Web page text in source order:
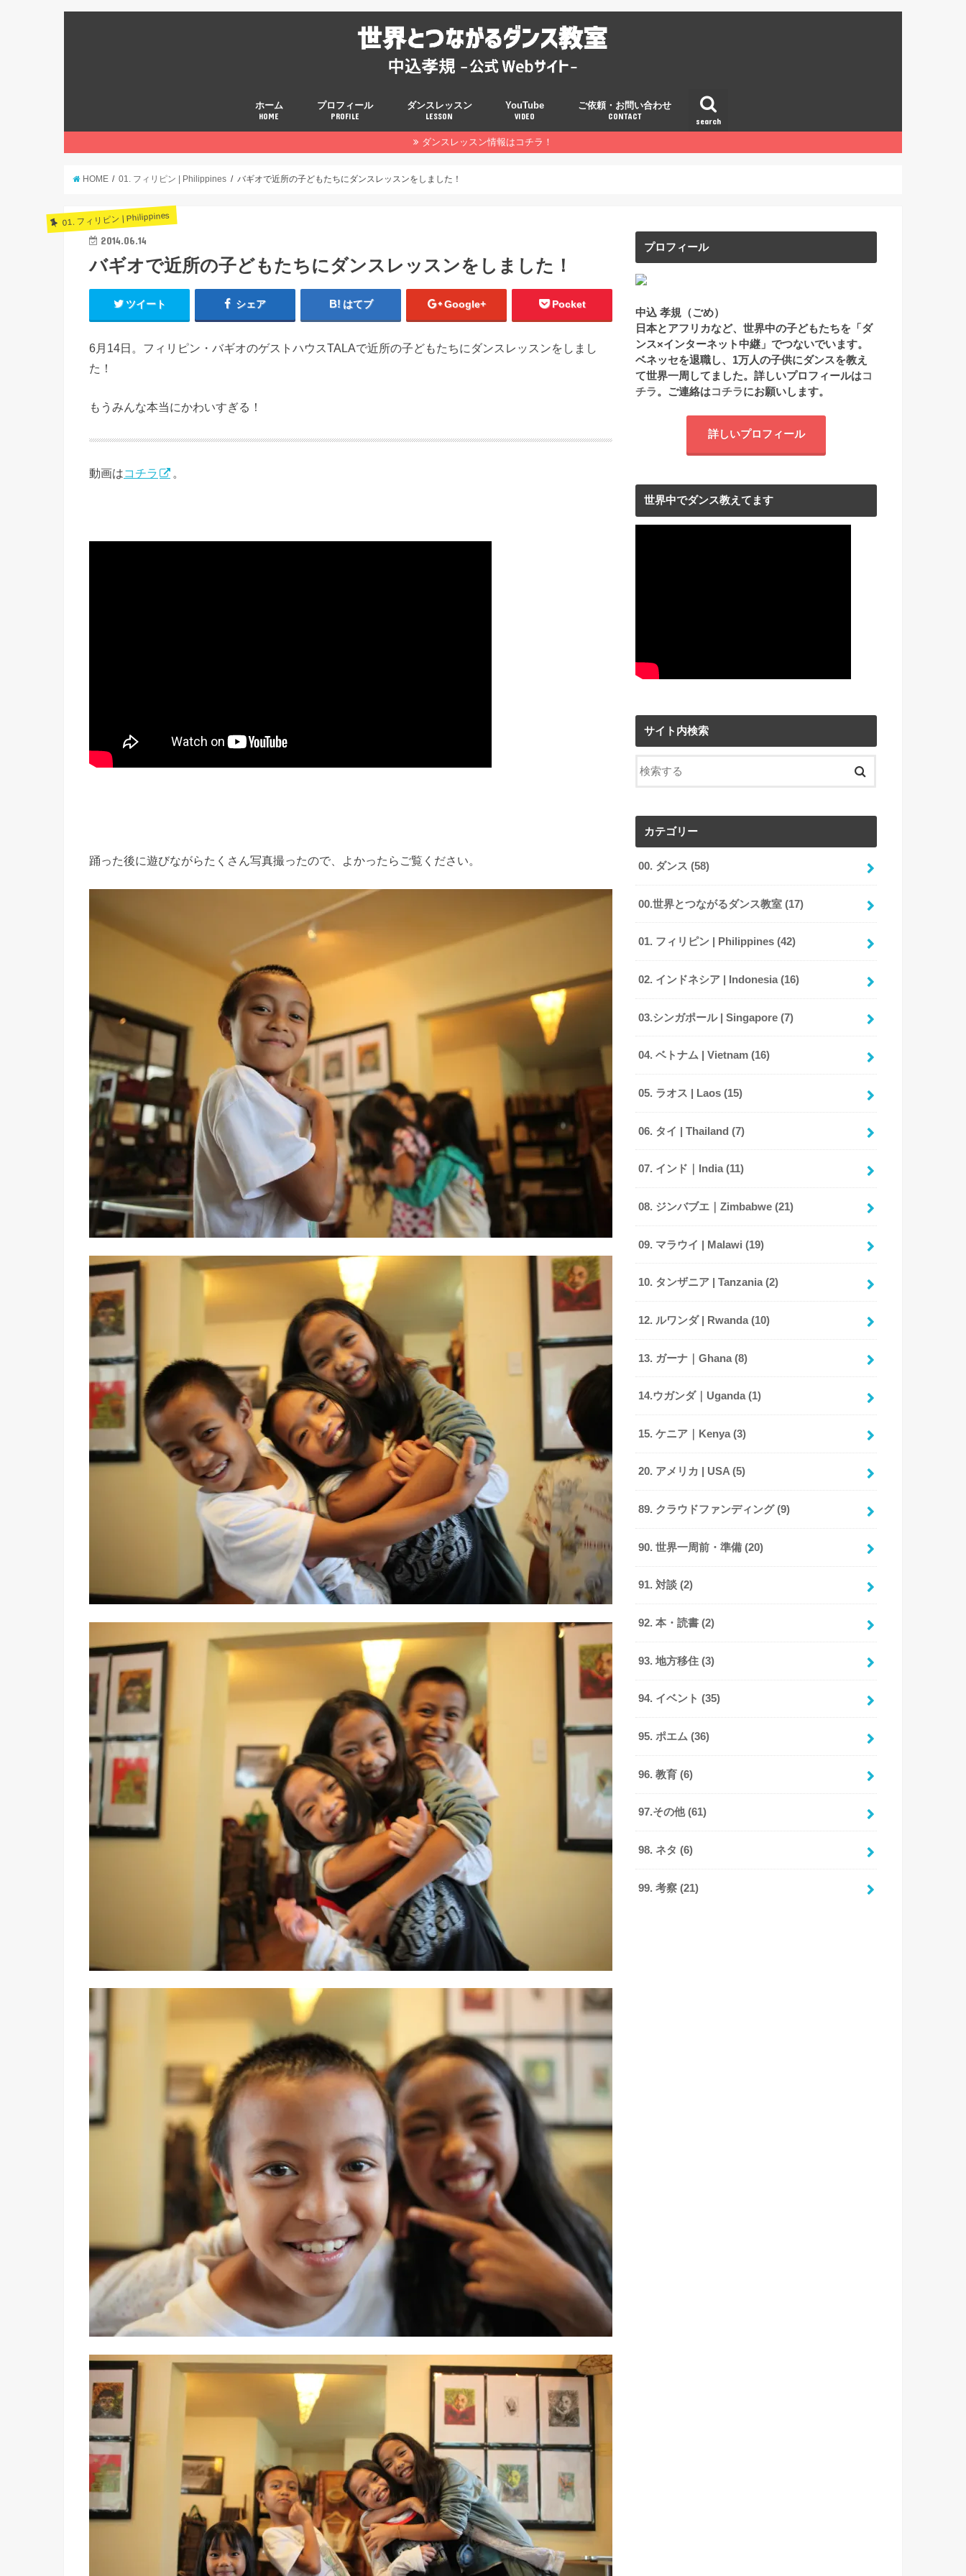
search
ホーム
HOME
プロフィール
PROFILE
ダンスレッスン
LESSON
YouTube
VIDEO
ご依頼・お問い合わせ
CONTACT
ダンスレッスン情報はコチラ！
HOME 01. フィリピン | Philippines バギオで近所の子どもたちにダンスレッスンをしました！
01. フィリピン | Philippines
2014.06.14
バギオで近所の子どもたちにダンスレッスンをしました！
ツイート シェア はてブ Google+ Pocket
6月14日。フィリピン・バギオのゲストハウスTALAで近所の子どもたちにダンスレッスンをしまし
た！
もうみんな本当にかわいすぎる！
動画はコチラ 。
踊った後に遊びながらたくさん写真撮ったので、よかったらご覧ください。
プロフィール
中込 孝規（ごめ）
日本とアフリカなど、世界中の子どもたちを「ダ
ンス×インターネット中継」でつないでいます。
ベネッセを退職し、1万人の子供にダンスを教え
て世界一周してました。詳しいプロフィールはコ
チラ。ご連絡はコチラにお願いします。
詳しいプロフィール
世界中でダンス教えてます
サイト内検索
カテゴリー
00. ダンス(58)
00.世界とつながるダンス教室(17)
01. フィリピン | Philippines(42)
02. インドネシア | Indonesia(16)
03.シンガポール | Singapore(7)
04. ベトナム | Vietnam(16)
05. ラオス | Laos(15)
06. タイ | Thailand(7)
07. インド｜India(11)
08. ジンバブエ｜Zimbabwe(21)
09. マラウイ | Malawi(19)
10. タンザニア | Tanzania(2)
12. ルワンダ | Rwanda(10)
13. ガーナ｜Ghana(8)
14.ウガンダ｜Uganda(1)
15. ケニア｜Kenya(3)
20. アメリカ | USA(5)
89. クラウドファンディング(9)
90. 世界一周前・準備(20)
91. 対談(2)
92. 本・読書(2)
93. 地方移住(3)
94. イベント(35)
95. ポエム(36)
96. 教育(6)
97.その他(61)
98. ネタ(6)
99. 考察(21)